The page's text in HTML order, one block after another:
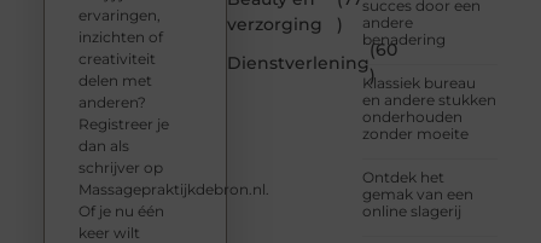
verzorging
)
Dienstverlening
(60
)
succes door een
andere
benadering
Klassiek bureau
en andere stukken
onderhouden
zonder moeite
Ontdek het
gemak van een
online slagerij
ervaringen,
inzichten of
creativiteit
delen met
anderen?
Registreer je
dan als
schrijver op
Massagepraktijkdebron.nl.
Of je nu één
keer wilt